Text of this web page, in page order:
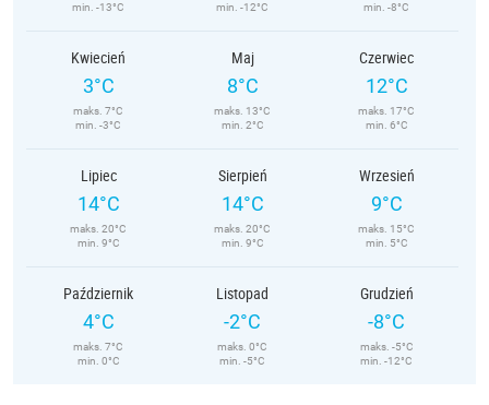
min. -13°C
min. -12°C
min. -8°C
Kwiecień
3°C
maks. 7°C
min. -3°C
Maj
8°C
maks. 13°C
min. 2°C
Czerwiec
12°C
maks. 17°C
min. 6°C
Lipiec
14°C
maks. 20°C
min. 9°C
Sierpień
14°C
maks. 20°C
min. 9°C
Wrzesień
9°C
maks. 15°C
min. 5°C
Październik
4°C
maks. 7°C
min. 0°C
Listopad
-2°C
maks. 0°C
min. -5°C
Grudzień
-8°C
maks. -5°C
min. -12°C